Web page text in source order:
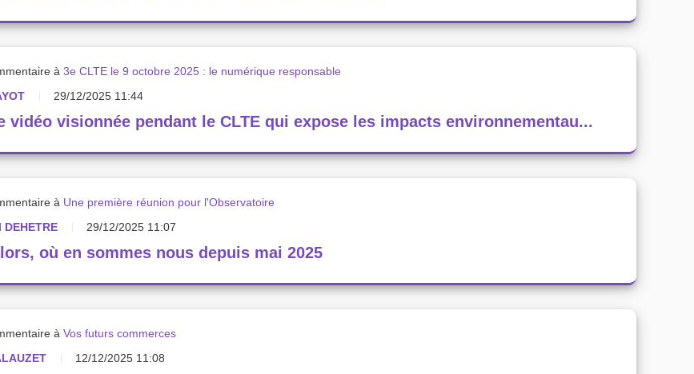
à 3e CLTE le 9 octobre 2025 : le numérique responsable
29/12/2025 11:44
vidéo visionnée pendant le CLTE qui expose les impacts environnementau...
à Une première réunion pour l'Observatoire
29/12/2025 11:07
où en sommes nous depuis mai 2025
à Vos futurs commerces
12/12/2025 11:08